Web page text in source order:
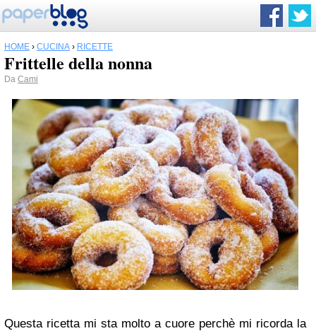
HOME › CUCINA › RICETTE
Frittelle della nonna
Da Cami
Questa ricetta mi sta molto a cuore perchè mi ricorda la